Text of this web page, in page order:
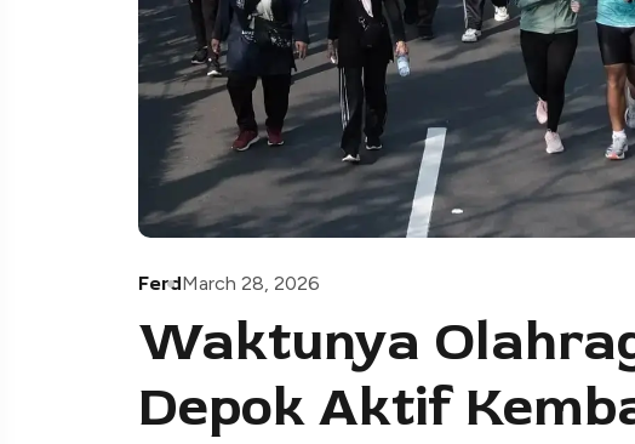
FerdMarch 28, 2026
Waktunya
Depok Aktif